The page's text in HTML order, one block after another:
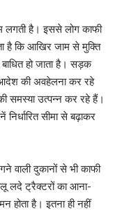
लगती है। इससे लोग काफी
है कि आखिर जाम से मुक्ति
हो जाता है। सड़क
की अवहेलना कर रहे
समस्या उत्पन्न कर रहे हैं।
सीमा से बढ़ाकर
वाली दुकानों से भी काफी
लदे ट्रैक्टरों का आना-
होता है। इतना ही नहीं